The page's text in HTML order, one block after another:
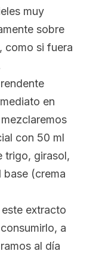
muy
sobre
como si fuera
en
con 50 ml
trigo, girasol,
base (crema
este extracto
a
al día